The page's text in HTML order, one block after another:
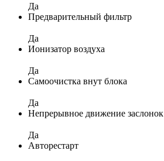
Да
Предварительный фильтр
Да
Ионизатор воздуха
Да
Самоочистка внут блока
Да
Непрерывное движение заслонок
Да
Авторестарт